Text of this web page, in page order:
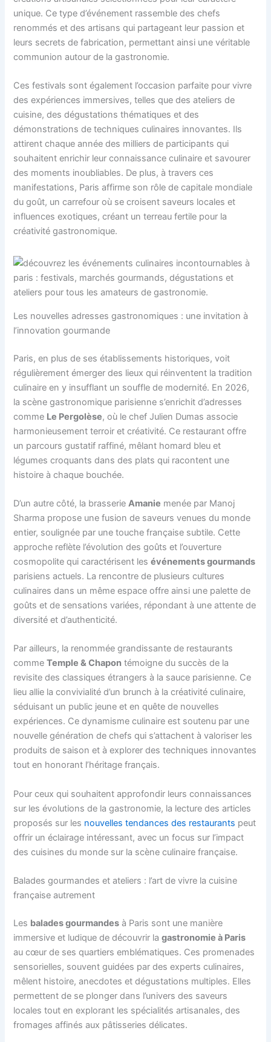
unique. Ce type d’événement rassemble des chefs
renommés et des artisans qui partageant leur passion et
leurs secrets de fabrication, permettant ainsi une véritable
communion autour de la gastronomie.
Ces festivals sont également l’occasion parfaite pour vivre
des expériences immersives, telles que des ateliers de
cuisine, des dégustations thématiques et des
démonstrations de techniques culinaires innovantes. Ils
attirent chaque année des milliers de participants qui
souhaitent enrichir leur connaissance culinaire et savourer
des moments inoubliables. De plus, à travers ces
manifestations, Paris affirme son rôle de capitale mondiale
du goût, un carrefour où se croisent saveurs locales et
influences exotiques, créant un terreau fertile pour la
créativité gastronomique.
Les nouvelles adresses gastronomiques : une invitation à
l’innovation gourmande
Paris, en plus de ses établissements historiques, voit
régulièrement émerger des lieux qui réinventent la tradition
culinaire en y insufflant un souffle de modernité. En 2026,
la scène gastronomique parisienne s’enrichit d’adresses
comme Le Pergolèse, où le chef Julien Dumas associe
harmonieusement terroir et créativité. Ce restaurant offre
un parcours gustatif raffiné, mêlant homard bleu et
légumes croquants dans des plats qui racontent une
histoire à chaque bouchée.
D’un autre côté, la brasserieAmanie menée par Manoj
Sharma propose une fusion de saveurs venues du monde
entier, soulignée par une touche française subtile. Cette
approche reflète l’évolution des goûts et l’ouverture
cosmopolite qui caractérisent lesévénements gourmands
parisiens actuels. La rencontre de plusieurs cultures
culinaires dans un même espace offre ainsi une palette de
goûts et de sensations variées, répondant à une attente de
diversité et d’authenticité.
Par ailleurs, la renommée grandissante de restaurants
commeTemple & Chapon témoigne du succès de la
revisite des classiques étrangers à la sauce parisienne. Ce
lieu allie la convivialité d’un brunch à la créativité culinaire,
séduisant un public jeune et en quête de nouvelles
expériences. Ce dynamisme culinaire est soutenu par une
nouvelle génération de chefs qui s’attachent à valoriser les
produits de saison et à explorer des techniques innovantes
tout en honorant l’héritage français.
Pour ceux qui souhaitent approfondir leurs connaissances
sur les évolutions de la gastronomie, la lecture des articles
proposés sur les nouvelles tendances des restaurants peut
offrir un éclairage intéressant, avec un focus sur l’impact
des cuisines du monde sur la scène culinaire française.
Balades gourmandes et ateliers : l’art de vivre la cuisine
française autrement
Les balades gourmandes à Paris sont une manière
immersive et ludique de découvrir lagastronomie à Paris
au cœur de ses quartiers emblématiques. Ces promenades
sensorielles, souvent guidées par des experts culinaires,
mêlent histoire, anecdotes et dégustations multiples. Elles
permettent de se plonger dans l’univers des saveurs
locales tout en explorant les spécialités artisanales, des
fromages affinés aux pâtisseries délicates.